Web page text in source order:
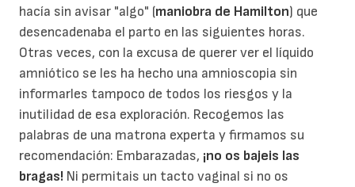
hacía sin avisar "algo" (maniobra de Hamilton) que
desencadenaba el parto en las siguientes horas.
Otras veces, con la excusa de querer ver el líquido
amniótico se les ha hecho una amnioscopia sin
informarles tampoco de todos los riesgos y la
inutilidad de esa exploración. Recogemos las
palabras de una matrona experta y firmamos su
recomendación: Embarazadas, ¡no os bajeis las
bragas! Ni permitais un tacto vaginal si no os